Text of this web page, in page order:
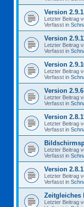
Version
Letzter Beitrag
Verfasst in
Version
Letzter Beitrag
Verfasst in
Version
Letzter Beitrag
Verfasst in
Version 2.9.6
Letzter Beitrag
Verfasst in
Version
Letzter Beitrag
Verfasst in
Letzter Beitrag
Verfasst in
Version
Letzter Beitrag
Verfasst in
Zeitgleiches
Letzter Beitrag